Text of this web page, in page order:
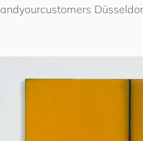
andyourcustomers